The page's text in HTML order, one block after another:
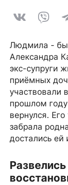
Людмила -
Александра
экс-супруги
приёмных
участвовали
прошлом
вернулся.
забрала
достались ей